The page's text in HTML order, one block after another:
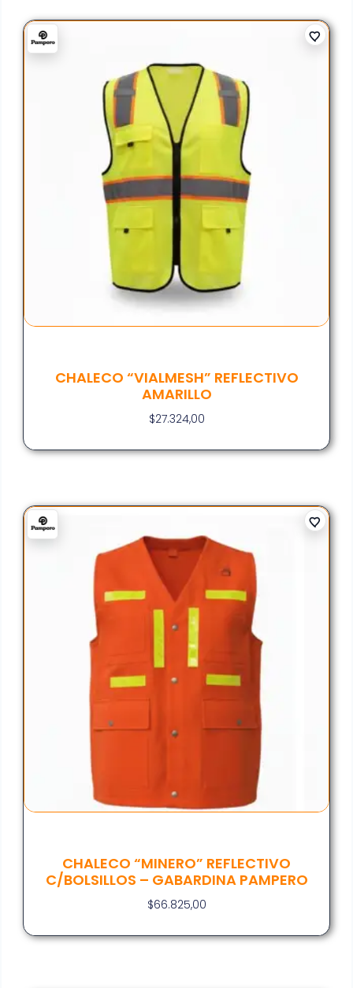
CHALECO “VIALMESH” REFLECTIVO
AMARILLO
$27.324,00
CHALECO “MINERO” REFLECTIVO
C/BOLSILLOS – GABARDINA PAMPERO
$66.825,00